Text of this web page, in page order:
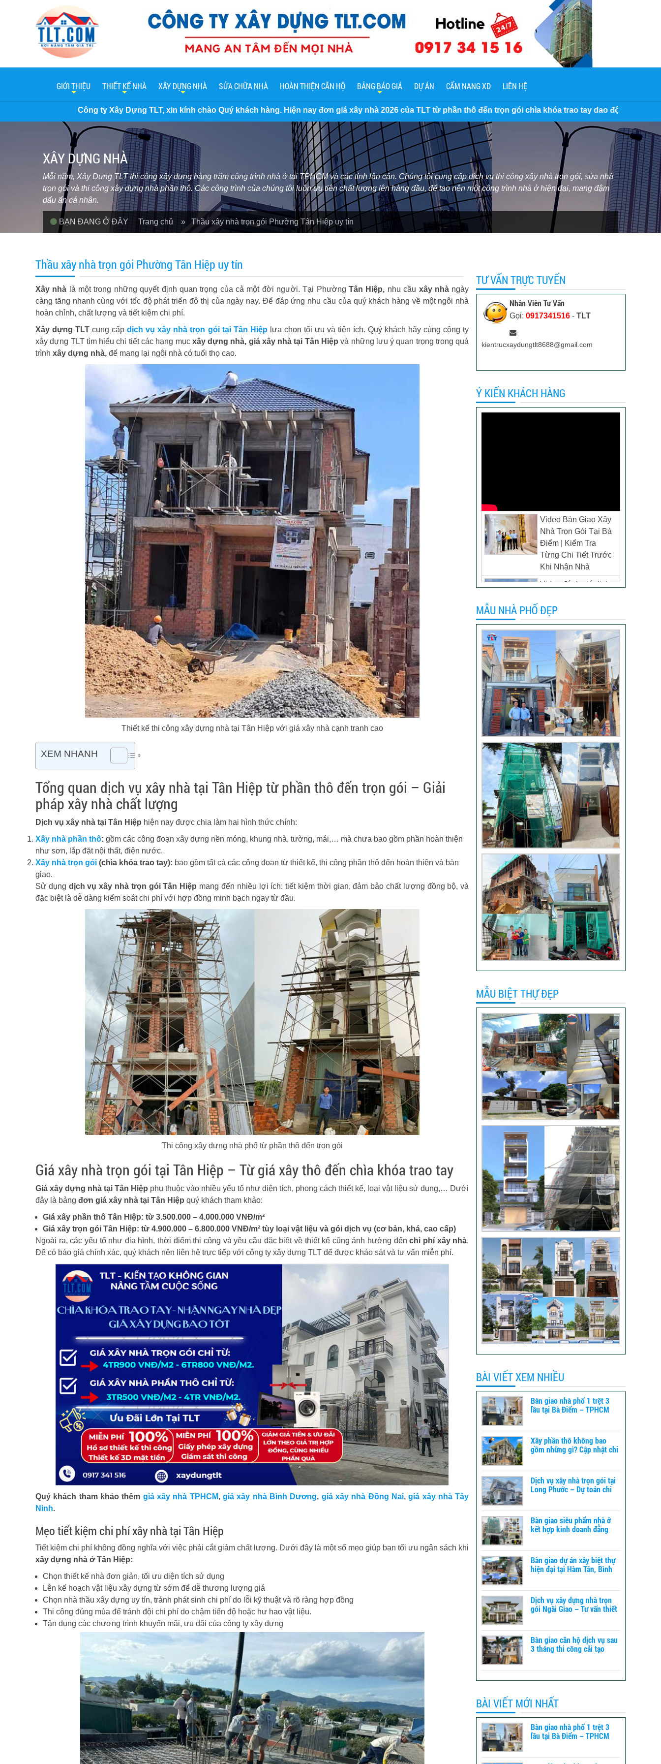
GIỚI THIỆU THIẾT KẾ NHÀ XÂY DỰNG NHÀ SỬA CHỮA NHÀ HOÀN THIỆN CĂN HỘ BẢNG BÁO GIÁ DỰ ÁN CẨM NANG XD LIÊN HỆ
ty Xây Dựng TLT, xin kính chào Quý khách hàng. Hiện nay đơn giá xây nhà 2026 của TLT từ phần thô đến trọn gói chìa khóa trao tay dao động 3.500.000 VNĐ/M2 đến 7
XÂY DỰNG NHÀ
Mỗi năm, Xây Dựng TLT thi công xây dựng hàng trăm công trình nhà ở tại TPHCM và các tỉnh lân cận. Chúng tôi cung cấp dịch vụ thi công xây nhà trọn gói, sửa nhà
trọn gói và thi công xây dựng nhà phần thô. Các công trình của chúng tôi luôn ưu tiên chất lượng lên hàng đầu, để tạo nên một công trình nhà ở hiện đại, mang đậm
dấu ấn cá nhân.
BẠN ĐANG Ở ĐÂY Trang chủ » Thầu xây nhà trọn gói Phường Tân Hiệp uy tín
Thầu xây nhà trọn gói Phường Tân Hiệp uy tín
Xây nhà là một trong những quyết định quan trọng của cả một đời người. Tại PhườngTân Hiệp, nhu cầu xây nhàngày
càng tăng nhanh cùng với tốc độ phát triển đô thị của ngày nay. Để đáp ứng nhu cầu của quý khách hàng về một ngôi nhà
hoàn chỉnh, chất lượng và tiết kiệm chi phí.
Xây dựng TLT cung cấpdịch vụ xây nhà trọn gói tại Tân Hiệp lựa chọn tối ưu và tiện ích. Quý khách hãy cùng công ty
xây dựng TLT tìm hiểu chi tiết các hạng mục xây dựng nhà, giá xây nhà tại Tân Hiệp và những lưu ý quan trọng trong quá
trình xây dựng nhà, để mang lại ngôi nhà có tuổi thọ cao.
Thiết kế thi công xây dựng nhà tại Tân Hiệp với giá xây nhà cạnh tranh cao
XEM NHANH
Tổng quan dịch vụ xây nhà tại Tân Hiệp từ phần thô đến trọn gói – Giải
pháp xây nhà chất lượng
Dịch vụ xây nhà tại Tân Hiệp hiện nay được chia làm hai hình thức chính:
Xây nhà phần thô: gồm các công đoạn xây dựng nền móng, khung nhà, tường, mái,… mà chưa bao gồm phần hoàn thiện
như sơn, lắp đặt nội thất, điện nước.
Xây nhà trọn gói (chìa khóa trao tay): bao gồm tất cả các công đoạn từ thiết kế, thi công phần thô đến hoàn thiện và bàn
giao.
Sử dụng dịch vụ xây nhà trọn gói Tân Hiệp mang đến nhiều lợi ích: tiết kiệm thời gian, đảm bảo chất lượng đồng bộ, và
đặc biệt là dễ dàng kiểm soát chi phí với hợp đồng minh bạch ngay từ đầu.
Thi công xây dựng nhà phố từ phần thô đến trọn gói
Giá xây nhà trọn gói tại Tân Hiệp – Từ giá xây thô đến chìa khóa trao tay
Giá xây dựng nhà tại Tân Hiệp phụ thuộc vào nhiều yếu tố như diện tích, phong cách thiết kế, loại vật liệu sử dụng,… Dưới
đây là bảng đơn giá xây nhà tại Tân Hiệp quý khách tham khảo:
Giá xây phần thô Tân Hiệp: từ 3.500.000 – 4.000.000 VNĐ/m²
Giá xây trọn gói Tân Hiệp: từ 4.900.000 – 6.800.000 VNĐ/m² tùy loại vật liệu và gói dịch vụ (cơ bản, khá, cao cấp)
Ngoài ra, các yếu tố như địa hình, thời điểm thi công và yêu cầu đặc biệt về thiết kế cũng ảnh hưởng đếnchi phí xây nhà.
Để có báo giá chính xác, quý khách nên liên hệ trực tiếp với công ty xây dựng TLT để được khảo sát và tư vấn miễn phí.
Quý khách tham khảo thêm giá xây nhà TPHCM, giá xây nhà Bình Dương, giá xây nhà Đồng Nai,giá xây nhà Tây
Ninh.
Mẹo tiết kiệm chi phí xây nhà tại Tân Hiệp
Tiết kiệm chi phí không đồng nghĩa với việc phải cắt giảm chất lượng. Dưới đây là một số mẹo giúp bạn tối ưu ngân sách khi
xây dựng nhà ở Tân Hiệp:
Chọn thiết kế nhà đơn giản, tối ưu diện tích sử dụng
Lên kế hoạch vật liệu xây dựng từ sớm để dễ thương lượng giá
Chọn nhà thầu xây dựng uy tín, tránh phát sinh chi phí do lỗi kỹ thuật và rõ ràng hợp đồng
Thi công đúng mùa để tránh đội chi phí do chậm tiến độ hoặc hư hao vật liệu.
Tận dụng các chương trình khuyến mãi, ưu đãi của công ty xây dựng
TƯ VẤN TRỰC TUYẾN
Nhân Viên Tư Vấn
Gọi: 0917341516- TLT
:
kientrucxaydungtlt8688@gmail.com
Ý KIẾN KHÁCH HÀNG
Video Bàn Giao Xây
Nhà Trọn Gói Tại Bà
Điểm | Kiểm Tra
Từng Chi Tiết Trước
Khi Nhận Nhà
Video đánh giá dịch
Tân Uyên, Bình
Dương – Chủ đầu tư
anh Thương
Khách hàng đánh giá
dịch vụ xây dựng của
Đánh giá khách hàng
xây nhà tại Thủ Đức
Thi công móng nhà
có sàn vượt nhịp tại
Hóc Môn
Đánh giá của khách
hàng xây nhà 3 tầng
tại Thủ Đức
Video đánh giá của
khách hàng anh Hào
Quận Gò Vấp-Xây
nhà trọn gói
VIDEO đánh giá của
khách hàng xây nhà
trọn gói tại TP Thủ
Video sửa nhà trọn
gói tại Tân Bình
Video hình ảnh thi
công nhà anh Hiếu
Video bàn giao nhà
chị Phượng – Nhà Bè
TPHCM
Video đánh giá từ
khách hàng chị Oanh
– sửa nhà
Nhận xét khách hàng
nhà chú Trung – Gò
Vấp
MẪU NHÀ PHỐ ĐẸP
MẪU BIỆT THỰ ĐẸP
BÀI VIẾT XEM NHIỀU
Bàn giao nhà phố 1 trệt 3
lầu tại Bà Điểm – TPHCM
Xây phần thô không bao
gồm những gì? Cập nhật chi
Dịch vụ xây nhà trọn gói tại
Long Phước – Dự toán chi
Bàn giao siêu phẩm nhà ở
kết hợp kinh doanh đẳng
Bàn giao dự án xây biệt thự
hiện đại tại Hàm Tân, Bình
Dịch vụ xây dựng nhà trọn
gói Ngãi Giao – Tư vấn thiết
Bàn giao căn hộ dịch vụ sau
3 tháng thi công cải tạo
BÀI VIẾT MỚI NHẤT
Bàn giao nhà phố 1 trệt 3
lầu tại Bà Điểm – TPHCM